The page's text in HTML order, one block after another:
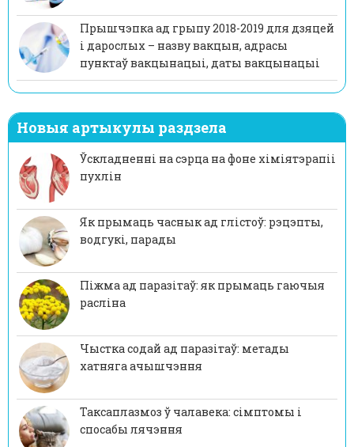
Прышчэпка ад грыпу 2018-2019 для дзяцей
і дарослых – назву вакцын, адрасы
пунктаў вакцынацыі, даты вакцынацыі
Новыя артыкулы раздзела
Ўскладненні на сэрца на фоне хіміятэрапіі
пухлін
Як прымаць часнык ад глістоў: рэцэпты,
водгукі, парады
Піжма ад паразітаў: як прымаць гаючыя
расліна
Чыстка содай ад паразітаў: метады
хатняга ачышчэння
Таксаплазмоз ў чалавека: сімптомы і
спосабы лячэння